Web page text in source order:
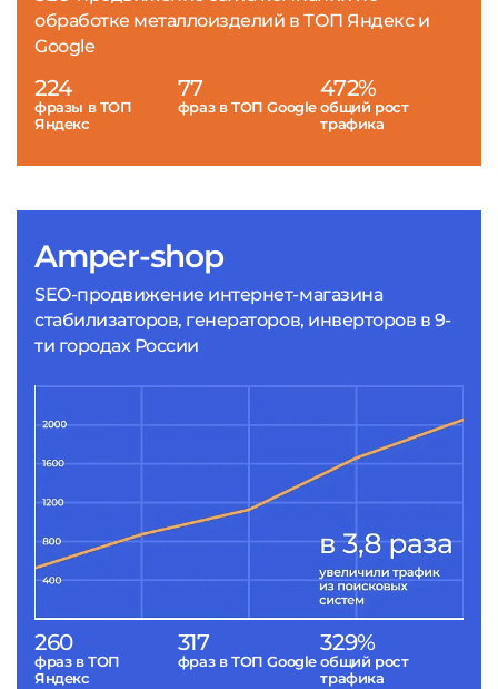
Amper-shop
SEO-продвижение интернет-магазина
стабилизаторов, генераторов, инверторов в 9-
ти городах России
260
фраз в ТОП
Яндекс
317
фраз в ТОП Google
329%
общий рост
трафика
обработке металлоизделий в ТОП Яндекс и
Google
224
фразы в ТОП
Яндекс
77
фраз в ТОП Google
472%
общий рост
трафика